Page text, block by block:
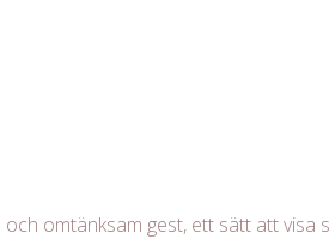
omtänksam gest, ett sätt att visa